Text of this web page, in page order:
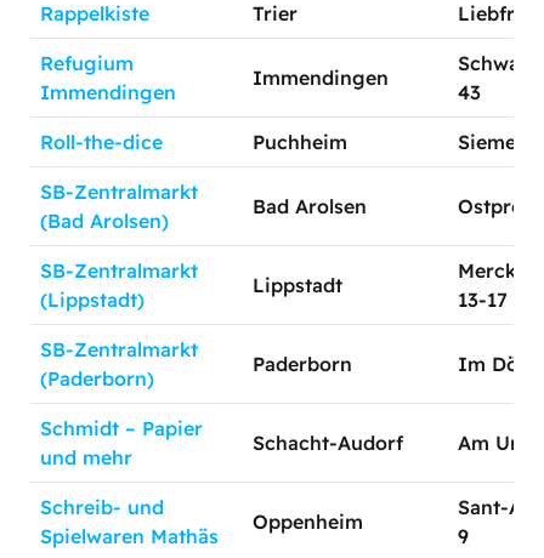
Rappelkiste Trier
Refugium
Immendingen
Immendingen
43
Roll-the-dice Puchheim
SB-Zentralmarkt
(Bad Arolsen)
Bad Arolsen
SB-Zentralmarkt
(Lippstadt)
Lippstadt
13-17
SB-Zentralmarkt
(Paderborn)
Paderborn Im
Schmidt – Papier
und mehr
Schacht-Audorf Am
Schreib- und
Spielwaren Mathäs
Oppenheim
Sant-
9